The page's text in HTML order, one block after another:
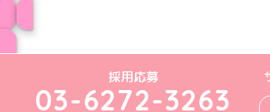
めいどりーみん
めいどりー
めいどめ
採用応募
03-6272-3263